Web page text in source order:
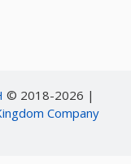
© 2018-2026 |
Company